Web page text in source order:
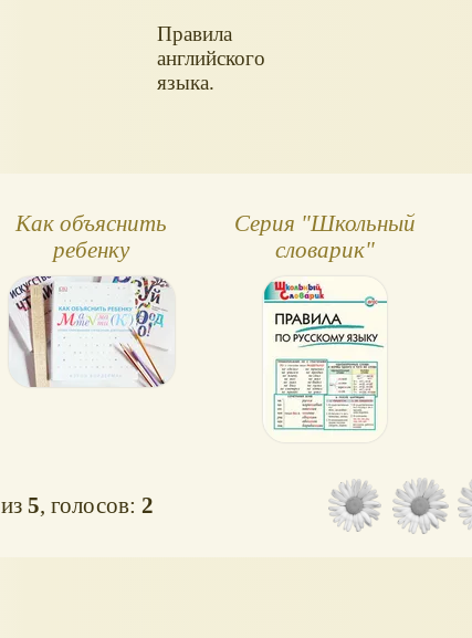
Правила
английского
языка.
Как объяснить
ребенку
математику,
справочник
Серия "Школьный
словарик"
из5, голосов:2